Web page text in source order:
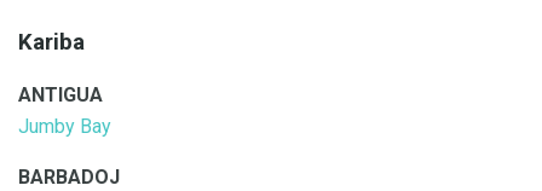
Kariba
ANTIGUA
Jumby Bay
BARBADOJ